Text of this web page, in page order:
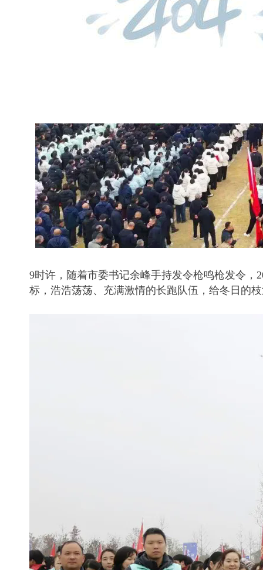
9时许，随着市委书记余峰手持发令枪鸣枪发令
标，浩浩荡荡、充满激情的长跑队伍，给冬日的